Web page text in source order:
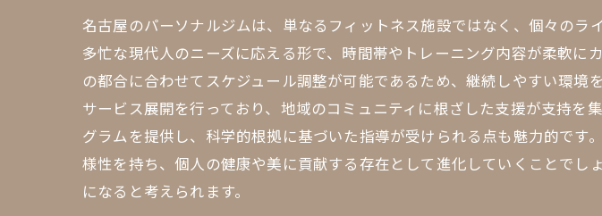
名古屋のパーソナルジムは、単なるフィットネス施設ではなく、個々のラ
多忙な現代人のニーズに応える形で、時間帯やトレーニング内容が柔軟
の都合に合わせてスケジュール調整が可能であるため、継続しやすい環
サービス展開を行っており、地域のコミュニティに根ざした支援が支持
グラムを提供し、科学的根拠に基づいた指導が受けられる点も魅力的で
様性を持ち、個人の健康や美に貢献する存在として進化していくことで
になると考えられます。